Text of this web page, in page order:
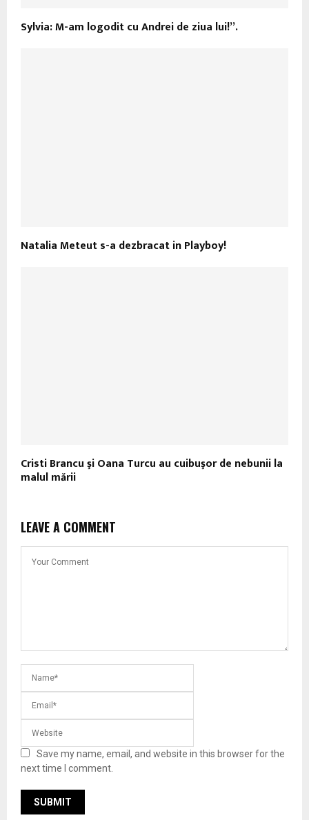
Sylvia: M-am logodit cu Andrei de ziua lui!”.
Natalia Meteut s-a dezbracat in Playboy!
Cristi Brancu şi Oana Turcu au cuibuşor de nebunii la
malul mării
LEAVE A COMMENT
Save my name, email, and website in this browser for the
next time I comment.